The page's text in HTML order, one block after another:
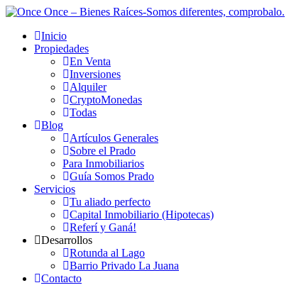
Inicio
Propiedades
En Venta
Inversiones
Alquiler
CryptoMonedas
Todas
Blog
Artículos Generales
Sobre el Prado
Para Inmobiliarios
Guía Somos Prado
Servicios
Tu aliado perfecto
Capital Inmobiliario (Hipotecas)
Referí y Ganá!
Desarrollos
Rotunda al Lago
Barrio Privado La Juana
Contacto